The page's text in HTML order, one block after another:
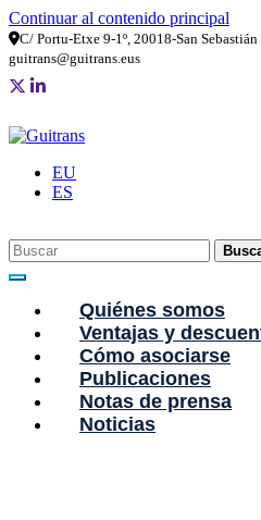
Continuar al contenido principal
C/ Portu-Etxe 9-1º, 20018-San Sebastián
guitrans@guitrans.eus
EU
ES
Quiénes somos
Ventajas y
Cómo asociarse
Publicaciones
Notas de prensa
Noticias